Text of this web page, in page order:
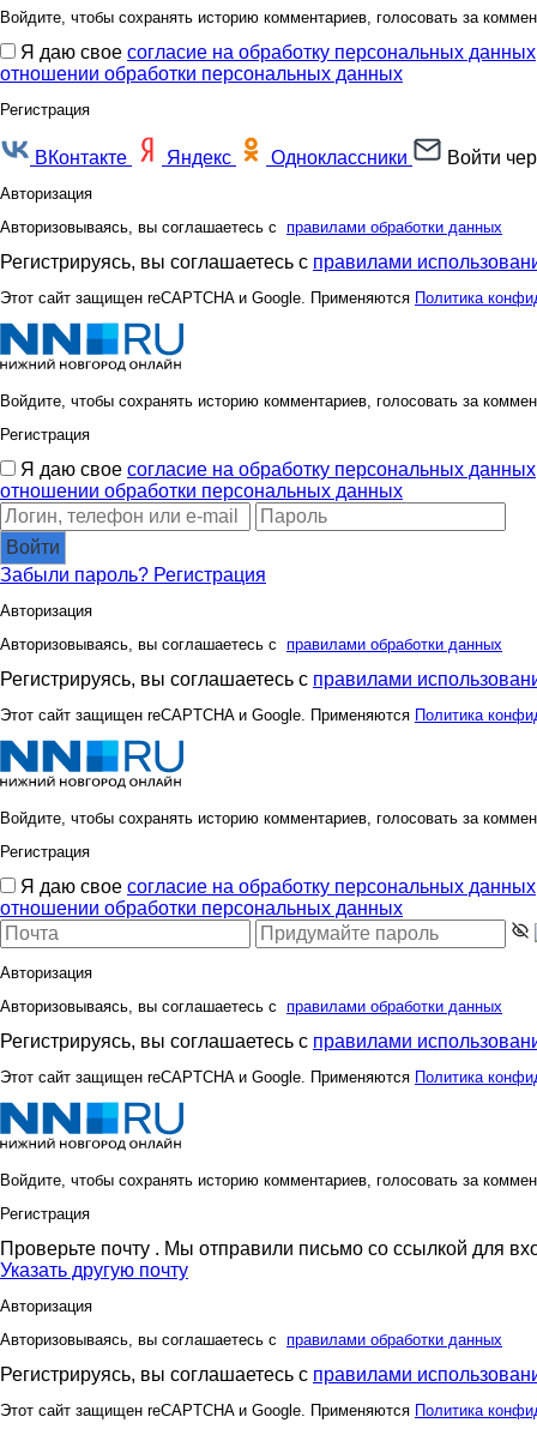
Войдите, чтобы сохранять историю комментариев, голосовать за
Я даю свое согласие на обработку персональных данных
отношении обработки персональных данных
Регистрация
ВКонтакте Яндекс Одноклассники Войти
Авторизация
Авторизовываясь, вы соглашаетесь с правилами обработки данных
Регистрируясь, вы соглашаетесь с правилами
Этот сайт защищен reCAPTCHA и Google. Применяются Политика
Войдите, чтобы сохранять историю комментариев, голосовать за
Регистрация
Я даю свое согласие на обработку персональных данных
отношении обработки персональных данных
Войти
Забыли пароль? Регистрация
Авторизация
Авторизовываясь, вы соглашаетесь с правилами обработки данных
Регистрируясь, вы соглашаетесь с правилами
Этот сайт защищен reCAPTCHA и Google. Применяются Политика
Войдите, чтобы сохранять историю комментариев, голосовать за
Регистрация
Я даю свое согласие на обработку персональных данных
отношении обработки персональных данных
Авторизация
Авторизовываясь, вы соглашаетесь с правилами обработки данных
Регистрируясь, вы соглашаетесь с правилами
Этот сайт защищен reCAPTCHA и Google. Применяются Политика
Войдите, чтобы сохранять историю комментариев, голосовать за
Регистрация
Проверьте почту . Мы отправили письмо со ссылкой для
Указать другую почту
Авторизация
Авторизовываясь, вы соглашаетесь с правилами обработки данных
Регистрируясь, вы соглашаетесь с правилами
Этот сайт защищен reCAPTCHA и Google. Применяются Политика